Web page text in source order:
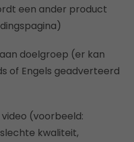
een ander product
doelgroep (er kan
of Engels geadverteerd
(voorbeeld:
kwaliteit,